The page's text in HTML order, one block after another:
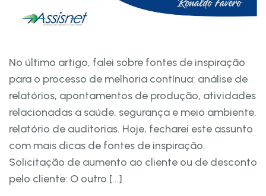
No último artigo, falei sobre fontes de inspiração
para o processo de melhoria contínua: análise de
relatórios, apontamentos de produção, atividades
relacionadas a saúde, segurança e meio ambiente,
relatório de auditorias. Hoje, fecharei este assunto
com mais dicas de fontes de inspiração.
Solicitação de aumento ao cliente ou de desconto
pelo cliente: O outro […]